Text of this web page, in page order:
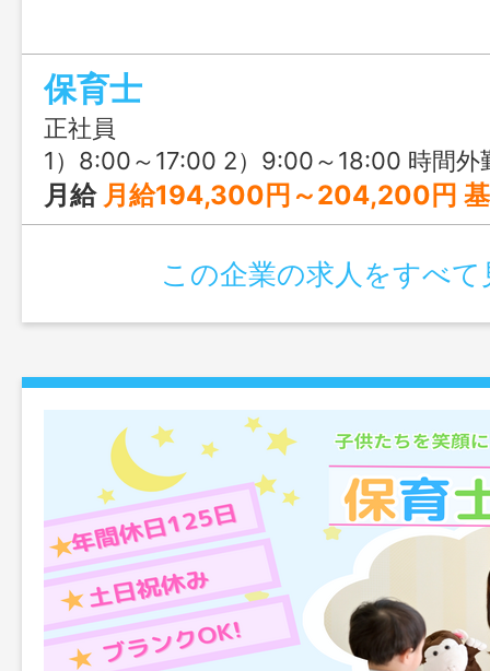
保育士
正社員
1）8:00～17:00 2）9:00～18:00 時間外勤務：あ
月給 月給194,300円～204,200円 基本給：184,300円～194,200円 定額的に支給
この企業の求人をすべて